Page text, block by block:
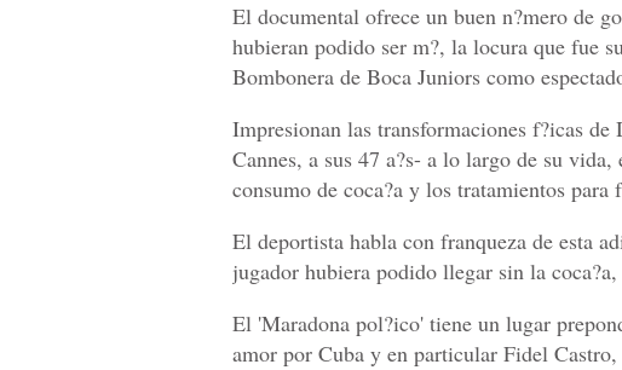
El documental ofrece un buen n?mero de
hubieran podido ser m?, la locura que fue
Bombonera de Boca Juniors como
Impresionan las transformaciones f?icas
Cannes, a sus 47 a?s- a lo largo de su
consumo de coca?a y los tratamientos para
El deportista habla con franqueza de esta
jugador hubiera podido llegar sin la
El 'Maradona pol?ico' tiene un lugar
amor por Cuba y en particular Fidel